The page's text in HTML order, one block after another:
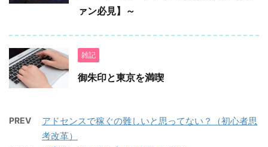
ァン必見】～
雑記
御朱印と東京を満喫
PREV
アドセンスで稼ぐの難しいと思ってない？（初心者思
考改革）